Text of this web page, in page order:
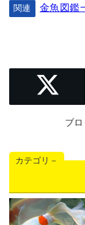
関連 金魚図鑑
ブ
カテゴリ－